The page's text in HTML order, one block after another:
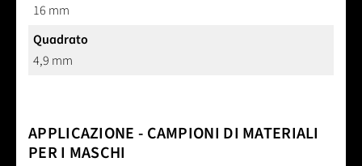
16 mm
Quadrato
4,9 mm
APPLICAZIONE - CAMPIONI DI MATERIALI
PER I MASCHI